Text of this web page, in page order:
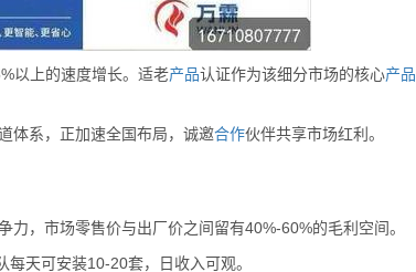
以上的速度增长。适老产品认证作为该细分市场的核心产品
体系，正加速全国布局，诚邀合作伙伴共享市场红利。
力，市场零售价与出厂价之间留有40%-60%的毛利空间。
每天可安装10-20套，日收入可观。